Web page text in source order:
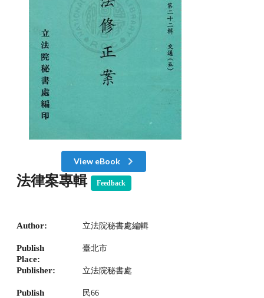
View eBook
法律案專輯 Feedback
Author: 立法院秘書處編輯
Publish
Place:
臺北市
Publisher: 立法院秘書處
Publish
民66